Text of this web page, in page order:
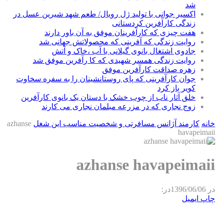
شد
اکسیر جوانی با تولید ژل رویال/ طعم شهد شیرین عسل‌ در
زندگی کارآفرین کردستانی
هفت چیزی که کارآفرینان موفق به آن باور دارند
روایت زندگی که آفرینی که محصولاتش جهانی شد
جادوی اشتغال بانوی گیلانی با آب ،خاک و آتش
روایت زندگی همسر شهیدی که کا رآفرین موفق شد
زهره صداقت کارآفرین موفق
جوان کارآفرینی که پای روستانشینان را به سفره سخاوت
کویر باز کرد
خلق آثار ناب از چوب خشک با دستان یک بانوی کارآفرین
زوج نجاری که در مزرعه مبلمان نجاری می کارند
خانه کارمند آژانس مسافرتی و شخصیت مناسب این شغل azhanse
havapeimaii
azhanse havapeimaii
در 1396/06/06در:
چاپ ایمیل